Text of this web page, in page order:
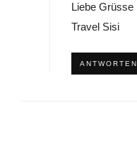
Liebe Grüsse
Travel Sisi
ANTWORTEN